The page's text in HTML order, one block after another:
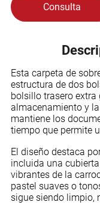
Consulta
Esta carpeta de
estructura de dos
bolsillo trasero extra
almacenamiento y
mantiene los
tiempo que permite
El diseño destaca
incluida una
vibrantes de la
pastel suaves o
sigue siendo limpio,